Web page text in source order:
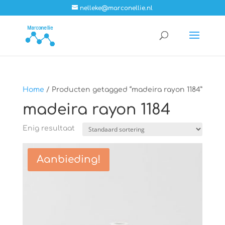
nelleke@marconellie.nl
Home / Producten getagged “madeira rayon 1184”
madeira rayon 1184
Enig resultaat
Aanbieding!